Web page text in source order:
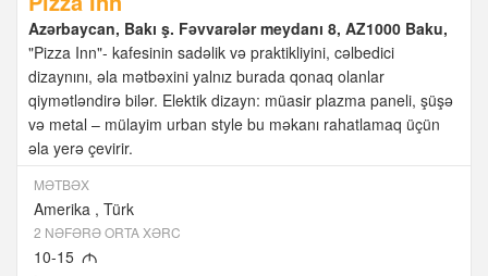
Azərbaycan, Bakı ş. Fəvvarələr meydanı 8, AZ1000 Baku,
"Pizza Inn"- kafesinin sadəlik və praktikliyini, cəlbedici
dizaynını, əla mətbəxini yalnız burada qonaq olanlar
qiymətləndirə bilər. Elektik dizayn: müasir plazma paneli, şüşə
və metal – mülayim urban style bu məkanı rahatlamaq üçün
əla yerə çevirir.
MƏTBƏX
Amerika Türk
2 NƏFƏRƏ ORTA XƏRC
10-15 M